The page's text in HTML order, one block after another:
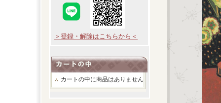
＞登録・解除はこちらから＜
カートの中に商品はありません